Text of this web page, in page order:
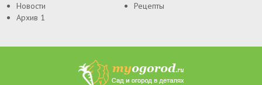
Новости
Рецепты
Архив 1